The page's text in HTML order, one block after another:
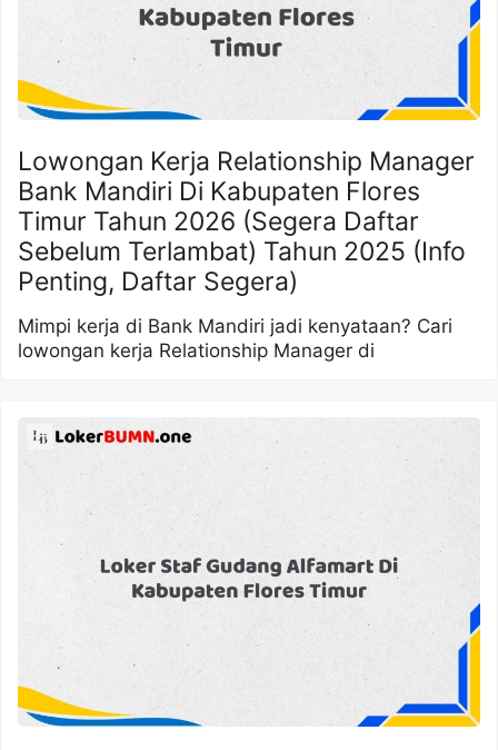
Lowongan Kerja Relationship Manager
Bank Mandiri Di Kabupaten Flores
Timur Tahun 2026 (Segera Daftar
Sebelum Terlambat) Tahun 2025 (Info
Penting, Daftar Segera)
Mimpi kerja di Bank Mandiri jadi kenyataan? Cari
lowongan kerja Relationship Manager di